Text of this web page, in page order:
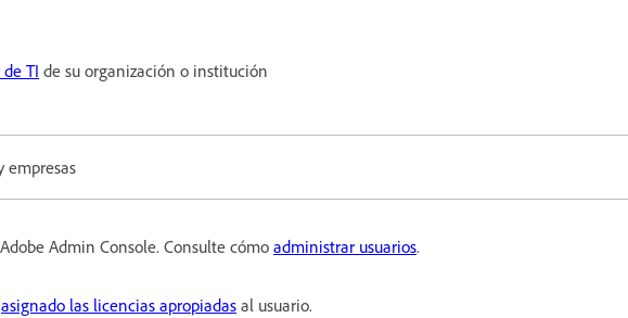
TI de su organización o institución
empresas
Admin Console. Consulte cómo administrar usuarios.
asignado las licencias apropiadas al usuario.